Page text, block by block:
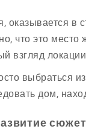
оказывается в
что это
взгляд
выбраться
дом,